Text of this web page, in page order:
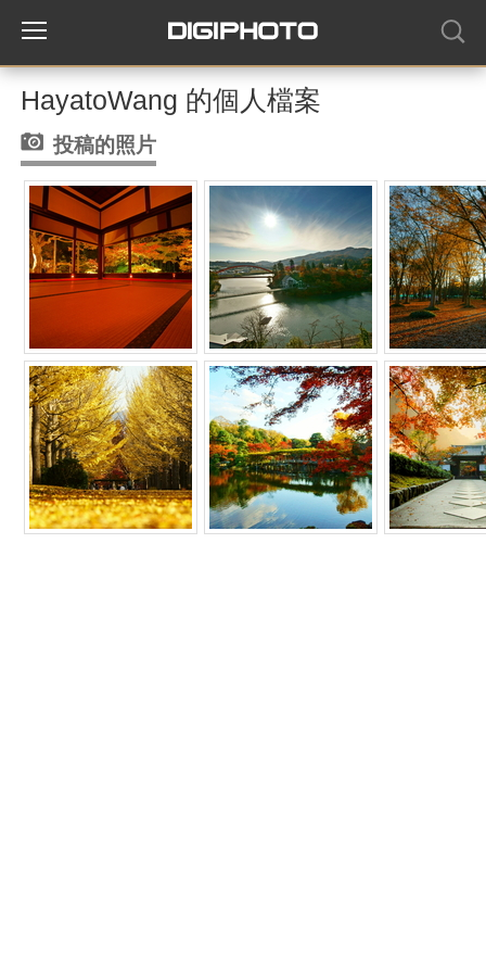
HayatoWang 的個人檔案
投稿的照片